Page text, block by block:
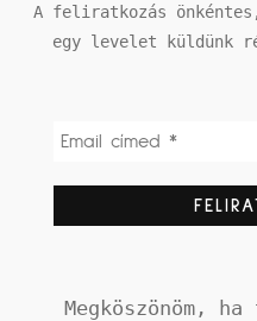
A feliratkozás önkéntes,
egy levelet küldünk
Megköszönöm,